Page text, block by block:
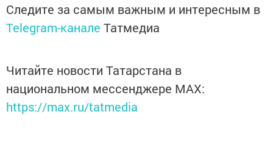
Следите за самым важным и интересным в
Telegram-канале Татмедиа
Читайте новости Татарстана в
национальном мессенджере MАХ:
https://max.ru/tatmedia